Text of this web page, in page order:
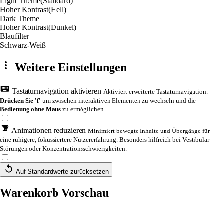
Hoher Kontrast(Hell)
Dark Theme
Hoher Kontrast(Dunkel)
Blaufilter
Schwarz-Weiß
Weitere Einstellungen
Tastaturnavigation aktivieren Aktiviert erweiterte Tastaturnavigation.
Drücken Sie 'f' um zwischen interaktiven Elementen zu wechseln und die
Bedienung ohne Maus zu ermöglichen.
Animationen reduzieren Minimiert bewegte Inhalte und Übergänge für
eine ruhigere, fokussiertere Nutzererfahrung. Besonders hilfreich bei Vestibular-
Störungen oder Konzentrationsschwierigkeiten.
Auf Standardwerte zurücksetzen
Warenkorb Vorschau